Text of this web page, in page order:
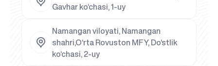
Gavhar ko‘chasi, 1-uy
Namangan viloyati, Namangan
shahri,O‘rta Rovuston MFY, Do‘stlik
ko‘chasi, 2-uy